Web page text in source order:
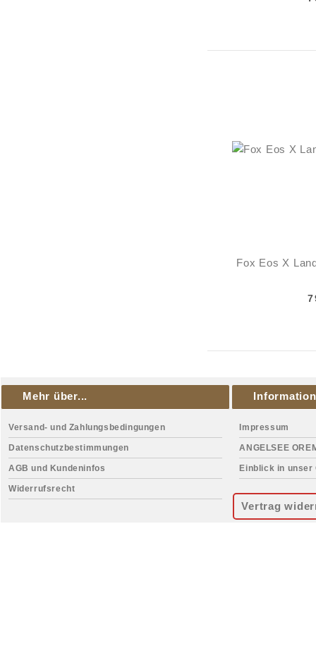
Fox Eos X
Mehr über...
Versand- und Zahlungsbedingungen
Datenschutzbestimmungen
AGB und Kundeninfos
Widerrufsrecht
Impressum
ANGELSEE
Einblick in unser
Vertrag